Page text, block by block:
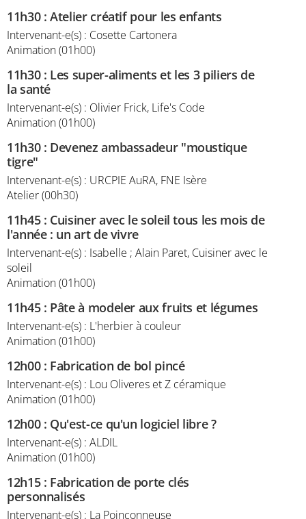
11h30:Atelier créatif pour les enfants
Intervenant-e(s) : Cosette Cartonera
Animation (01h00)
11h30: Les super-aliments et les 3 piliers de
la santé
Intervenant-e(s) : Olivier Frick, Life's Code
Animation (01h00)
11h30: Devenez ambassadeur "moustique
tigre"
Intervenant-e(s) : URCPIE AuRA, FNE Isère
Atelier (00h30)
11h45: Cuisiner avec le soleil tous les mois de
l'année : un art de vivre
Intervenant-e(s) : Isabelle ; Alain Paret, Cuisiner avec le
soleil
Animation (01h00)
11h45: Pâte à modeler aux fruits et légumes
Intervenant-e(s) : L'herbier à couleur
Animation (01h00)
12h00: Fabrication de bol pincé
Intervenant-e(s) : Lou Oliveres et Z céramique
Animation (01h00)
12h00: Qu'est-ce qu'un logiciel libre ?
Intervenant-e(s) : ALDIL
Animation (01h00)
12h15: Fabrication de porte clés
personnalisés
Intervenant-e(s) : La Poinçonneuse